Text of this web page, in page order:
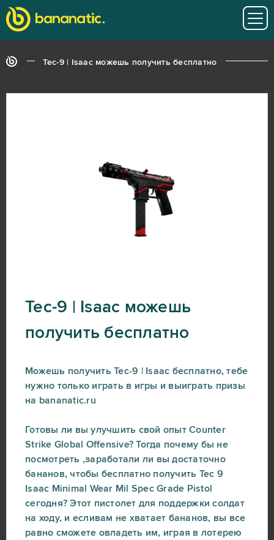
Tec-9 | Isaac можешь получить бесплатно
Tec-9 | Isaac можешь
получить бесплатно
Можешь получить Tec-9 | Isaac бесплатно, тебе
нужно только играть в игры и выиграть призы
на bananatic.ru
Готовы ли вы улучшить свой опыт Counter
Strike Global Offensive? Тогда почему бы не
посмотреть ,заработали ли вы достаточно
бананов, чтобы бесплатно получить Tec 9
Isaac Minimal Wear Mil Spec Grade Pistol
сегодня? Этот пистолет для поддержки солдат
на ходу, и есливам не хватает бананов, вы все
равно сможете овладеть им, играя в лотерею